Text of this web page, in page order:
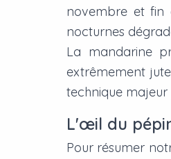
novembre et fin
nocturnes
La mandarine
extrêmement
technique
L'œil du
Pour résumer